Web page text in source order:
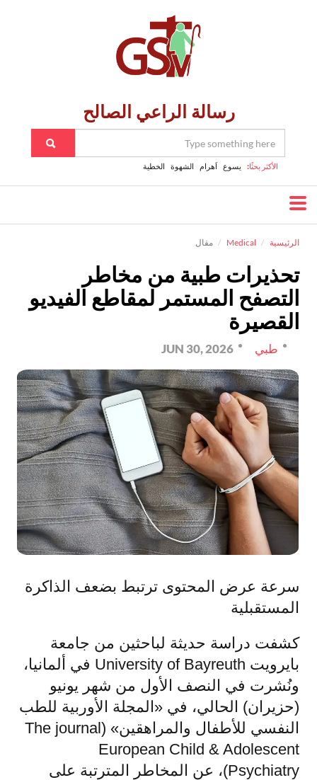
رسالة الراعي الصالح
الأكثر بحثًا: يسوع اَهرام الشهوة الخطية
الرئيسية Medical مقال
تحذيرات طبية من مخاطر
التصفح المستمر لمقاطع الفيديو
القصيرة
طبي JUN 30, 2026
سرعة عرض المحتوى ترتبط بضعف الذاكرة
المستقبلية
كشفت دراسة حديثة لباحثين من جامعة
بايرويت University of Bayreuth في ألمانيا،
ونُشرت في النصف الأول من شهر يونيو
(حزيران) الحالي، في «المجلة الأوربية للطب
النفسي للأطفال والمراهقين» (The journal
European Child & Adolescent
Psychiatry)، عن المخاطر المترتبة على